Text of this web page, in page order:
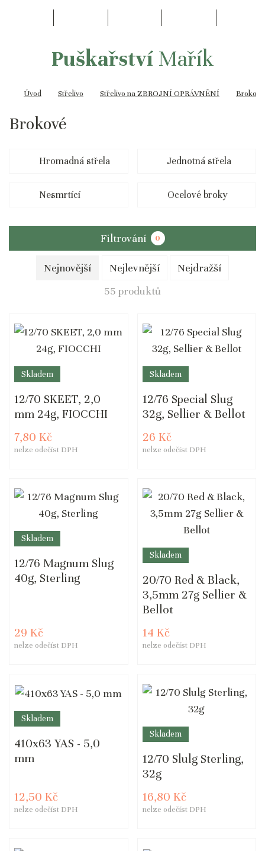
Puškařství Mařík
Úvod Střelivo Střelivo na ZBROJNÍ OPRÁVNĚNÍ Brokové
Brokové
Hromadná střela Jednotná střela
Nesmrtící Ocelové broky
Filtrování 0
Nejnovější Nejlevnější
Nejdražší
55 produktů
Skladem
12/70 SKEET, 2,0
mm 24g, FIOCCHI
7,80 Kč
nelze odečíst DPH
Skladem
12/76 Special Slug
32g, Sellier & Bellot
26 Kč
nelze odečíst DPH
Skladem
12/76 Magnum Slug
40g, Sterling
29 Kč
nelze odečíst DPH
Skladem
20/70 Red & Black,
3,5mm 27g Sellier &
Bellot
14 Kč
nelze odečíst DPH
Skladem
410x63 YAS - 5,0
mm
12,50 Kč
nelze odečíst DPH
Skladem
12/70 Slulg Sterling,
32g
16,80 Kč
nelze odečíst DPH